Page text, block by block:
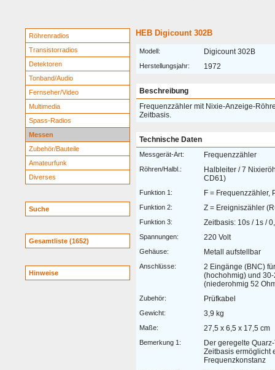
Röhrenradios
Transistorradios
Detektoren
Tonband/Audio
Fernseher/Video
Multimedia
Spass-Radios
Messen
Zubehör/Bauteile
Amateurfunk
Diverses
Suche
Gesamtliste (1652)
Hinweise
HEB Digicount 302B
Modell: Digicount 302B
Herstellungsjahr: 1972
Beschreibung
Frequenzzähler mit Nixie-Anzeige-
Zeitbasis.
Technische Daten
Messgerät-Art: Frequenzzähler
Röhren/Halbl.:
Halbleiter / 7
CD61)
Funktion 1: F = Frequenzzähler,
Funktion 2: Z = Ereigniszähler
Funktion 3: Zeitbasis: 10s / 1s /
Spannungen: 220 Volt
Gehäuse: Metall aufstellbar
Anschlüsse:
2 Eingänge (BNC)
(hochohmig) und
(niederohmig 52
Zubehör: Prüfkabel
Gewicht: 3,9 kg
Maße: 27,5 x 6,5 x 17,5 cm
Bemerkung 1:
Der geregelte
Zeitbasis ermöglicht
Frequenzkonstanz